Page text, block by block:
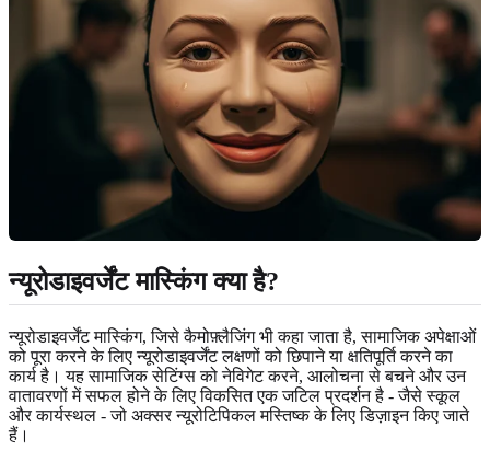
न्यूरोडाइवर्जेंट मास्किंग क्या है?
न्यूरोडाइवर्जेंट मास्किंग, जिसे कैमोफ़्लैजिंग भी कहा जाता है, सामाजिक अपेक्षाओं
को पूरा करने के लिए न्यूरोडाइवर्जेंट लक्षणों को छिपाने या क्षतिपूर्ति करने का
कार्य है। यह सामाजिक सेटिंग्स को नेविगेट करने, आलोचना से बचने और उन
वातावरणों में सफल होने के लिए विकसित एक जटिल प्रदर्शन है - जैसे स्कूल
और कार्यस्थल - जो अक्सर न्यूरोटिपिकल मस्तिष्क के लिए डिज़ाइन किए जाते
हैं।